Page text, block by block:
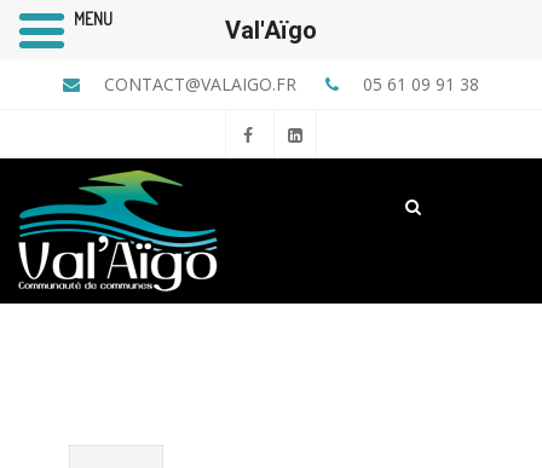
CONTACT@VALAIGO.FR 05 61 09 91 38
MENU Val'Aïgo